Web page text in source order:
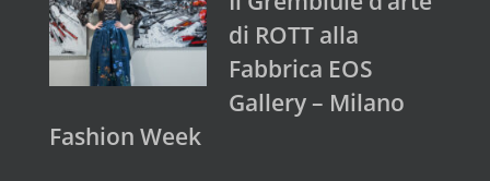
di ROTT alla
Fabbrica EOS
Gallery – Milano
Fashion Week